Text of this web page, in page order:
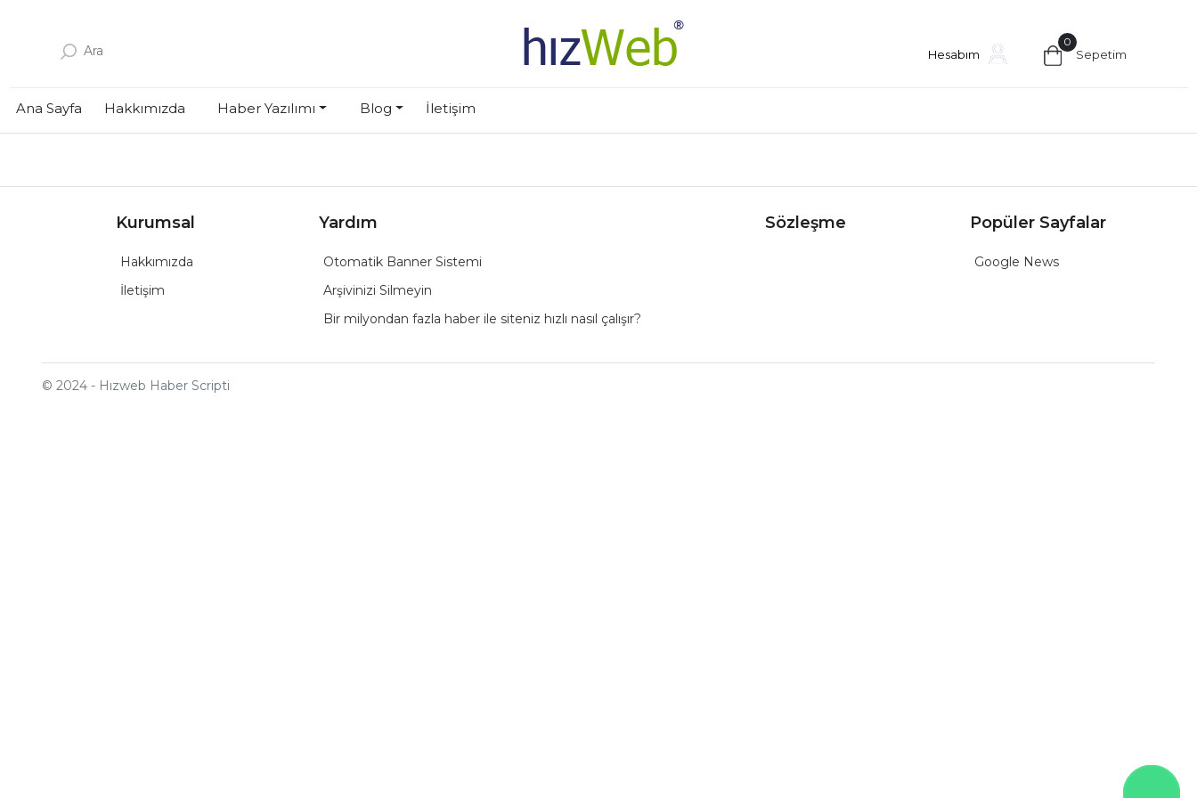
Hesabım Sepetim
0
Ana Sayfa Hakkımızda Haber Yazılımı Blog İletişim
Kurumsal
Hakkımızda
İletişim
Yardım
Otomatik Banner Sistemi
Arşivinizi Silmeyin
Bir milyondan fazla haber ile siteniz hızlı nasıl çalışır?
Sözleşme Popüler Sayfalar
Google News
© 2024 - Hızweb Haber Scripti